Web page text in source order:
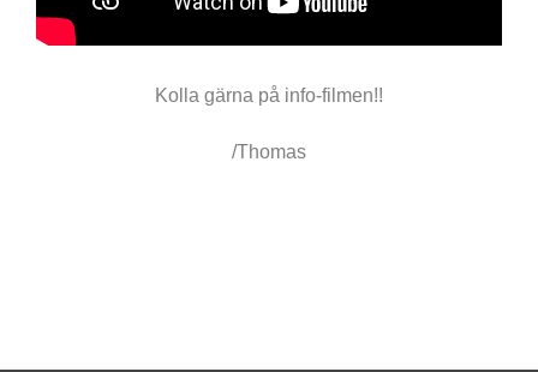
Kolla gärna på info-filmen!!
/Thomas